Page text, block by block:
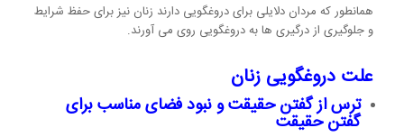
همانطور که مردان دلایلی برای دروغگویی دارند زنان نیز برای حفظ شرایط
و جلوگیری از درگیری ها به دروغگویی روی می آورند.
علت دروغگویی زنان
ترس از گفتن حقیقت و نبود فضای مناسب برای
گفتن حقیقت